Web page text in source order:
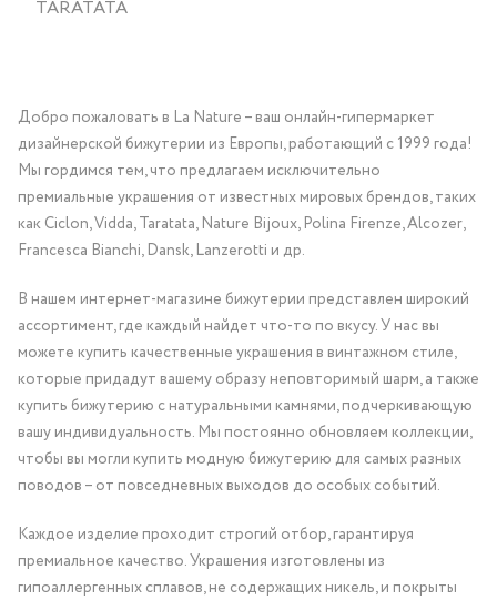
TARATATA
Добро пожаловать в La Nature – ваш онлайн-гипермаркет
дизайнерской бижутерии из Европы, работающий с 1999 года!
Мы гордимся тем, что предлагаем исключительно
премиальные украшения от известных мировых брендов, таких
как Ciclon, Vidda, Taratata, Nature Bijoux, Polina Firenze, Alcozer,
Francesca Bianchi, Dansk, Lanzerotti и др.
В нашем интернет-магазине бижутерии представлен широкий
ассортимент, где каждый найдет что-то по вкусу. У нас вы
можете купить качественные украшения в винтажном стиле,
которые придадут вашему образу неповторимый шарм, а также
купить бижутерию с натуральными камнями, подчеркивающую
вашу индивидуальность. Мы постоянно обновляем коллекции,
чтобы вы могли купить модную бижутерию для самых разных
поводов – от повседневных выходов до особых событий.
Каждое изделие проходит строгий отбор, гарантируя
премиальное качество. Украшения изготовлены из
гипоаллергенных сплавов, не содержащих никель, и покрыты